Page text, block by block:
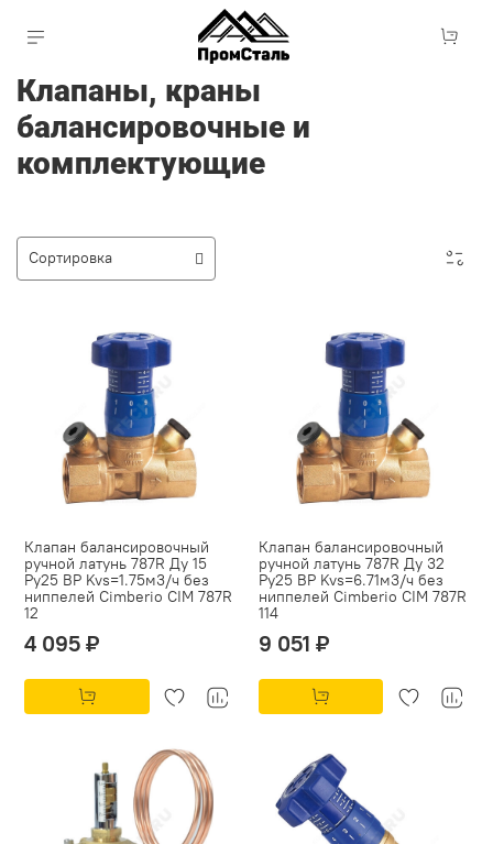
Клапаны, краны
балансировочные и
комплектующие
Клапан балансировочный
ручной латунь 787R Ду 15
Ру25 ВР Kvs=1.75м3/ч без
ниппелей Cimberio CIM 787R
12
4 095 ₽
Клапан балансировочный
ручной латунь 787R Ду 32
Ру25 ВР Kvs=6.71м3/ч без
ниппелей Cimberio CIM 787R
114
9 051 ₽